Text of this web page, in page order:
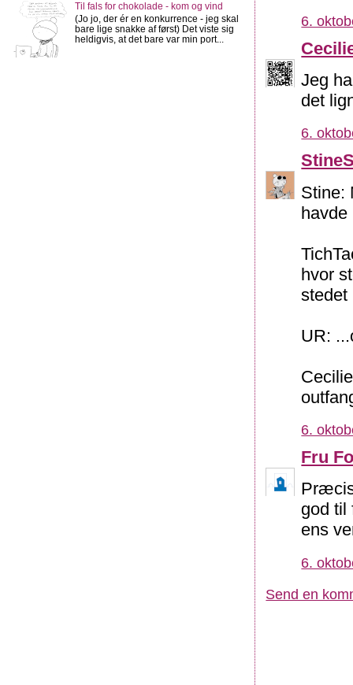
6.
Jeg
det
6.
Stine:
havde
hvor
stedet
UR:
6.
Fru
god til
ens
6.
Send en
Til fals for chokolade - kom og vind
(Jo jo, der ér en konkurrence - jeg skal
bare lige snakke af først) Det viste sig
heldigvis, at det bare var min port...